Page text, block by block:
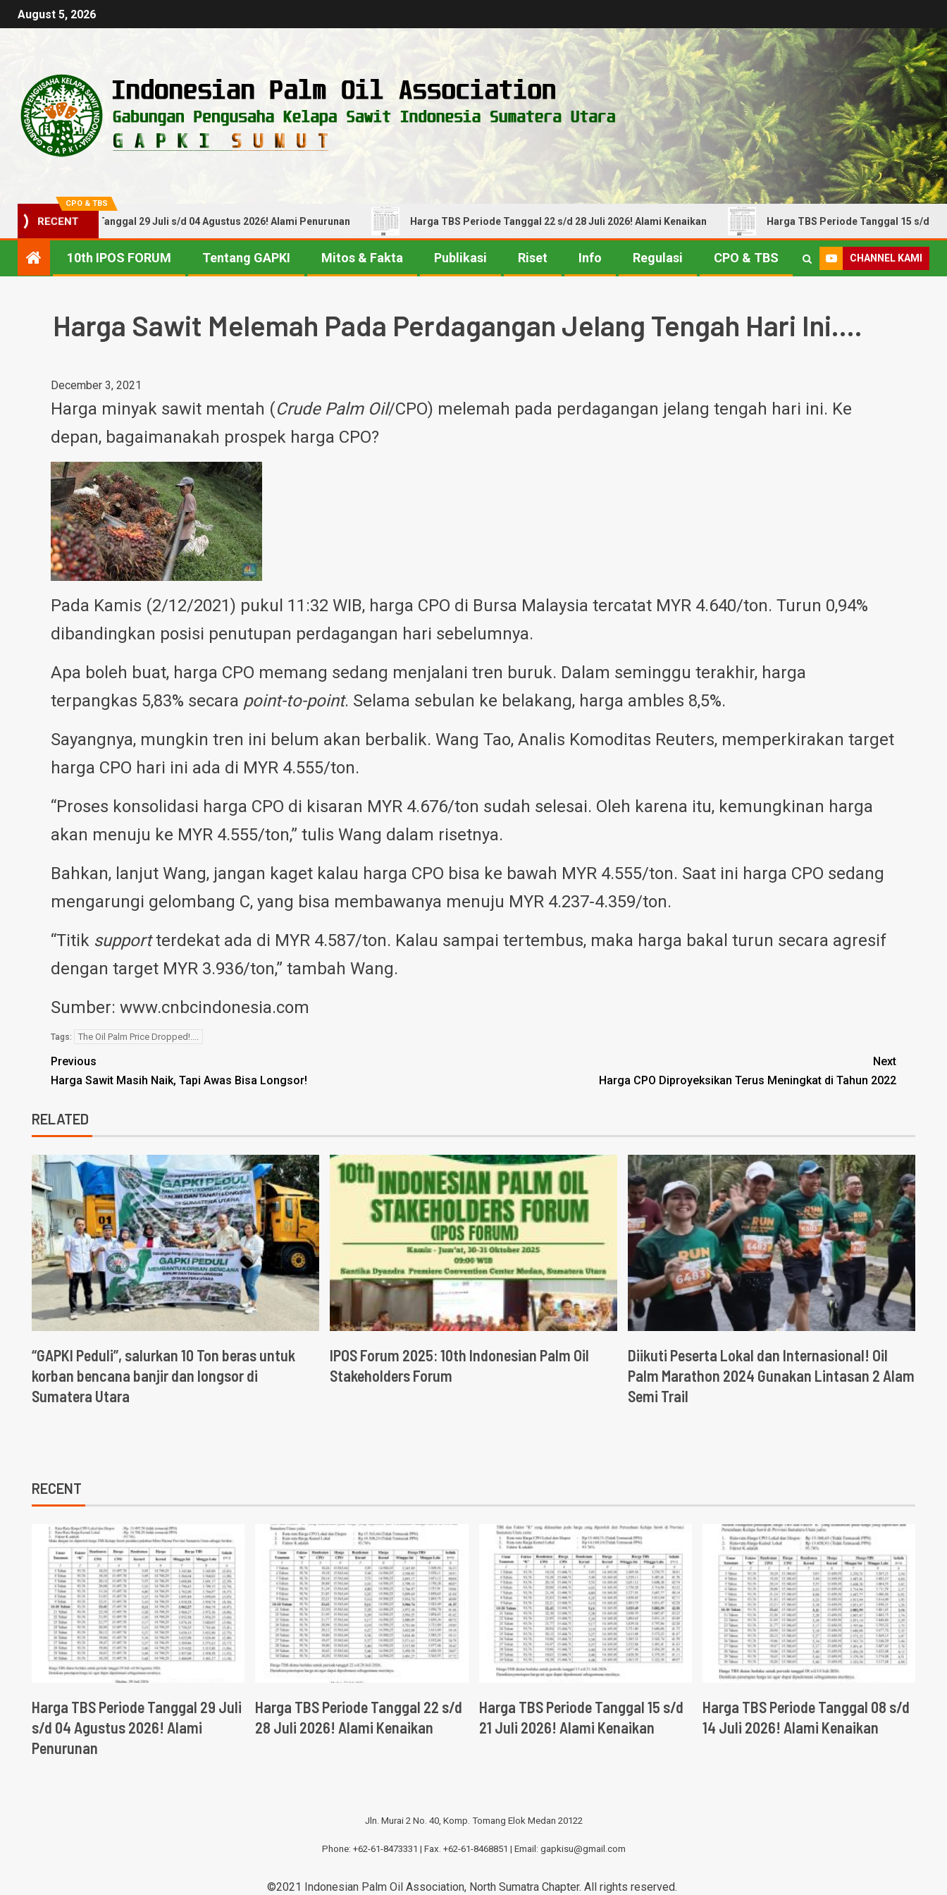
August 5, 2026
CPO & TBS
RECENT
Periode Tanggal 29 Juli s/d 04 Agustus 2026! Alami Penurunan Harga TBS Periode Tanggal 22 s/d 28 Juli 2026! Alami Kenaikan Harga TBS Periode Tanggal 15 s/d 21 Juli
10th IPOS FORUM Tentang GAPKI Mitos & Fakta Publikasi Riset Info Regulasi CPO & TBS CHANNEL KAMI
Harga Sawit Melemah Pada Perdagangan Jelang Tengah Hari Ini….
December 3, 2021
Harga minyak sawit mentah (Crude Palm Oil/CPO) melemah pada perdagangan jelang tengah hari ini. Ke
depan, bagaimanakah prospek harga CPO?
Pada Kamis (2/12/2021) pukul 11:32 WIB, harga CPO di Bursa Malaysia tercatat MYR 4.640/ton. Turun 0,94%
dibandingkan posisi penutupan perdagangan hari sebelumnya.
Apa boleh buat, harga CPO memang sedang menjalani tren buruk. Dalam seminggu terakhir, harga
terpangkas 5,83% secara point-to-point. Selama sebulan ke belakang, harga ambles 8,5%.
Sayangnya, mungkin tren ini belum akan berbalik. Wang Tao, Analis Komoditas Reuters, memperkirakan target
harga CPO hari ini ada di MYR 4.555/ton.
“Proses konsolidasi harga CPO di kisaran MYR 4.676/ton sudah selesai. Oleh karena itu, kemungkinan harga
akan menuju ke MYR 4.555/ton,” tulis Wang dalam risetnya.
Bahkan, lanjut Wang, jangan kaget kalau harga CPO bisa ke bawah MYR 4.555/ton. Saat ini harga CPO sedang
mengarungi gelombang C, yang bisa membawanya menuju MYR 4.237-4.359/ton.
“Titik supportterdekat ada di MYR 4.587/ton. Kalau sampai tertembus, maka harga bakal turun secara agresif
dengan target MYR 3.936/ton,” tambah Wang.
Sumber: www.cnbcindonesia.com
Tags: The Oil Palm Price Dropped!....
Previous
Harga Sawit Masih Naik, Tapi Awas Bisa Longsor!
Next
Harga CPO Diproyeksikan Terus Meningkat di Tahun 2022
RELATED
“GAPKI Peduli”, salurkan 10 Ton beras untuk
korban bencana banjir dan longsor di
Sumatera Utara
IPOS Forum 2025: 10th Indonesian Palm Oil
Stakeholders Forum
Diikuti Peserta Lokal dan Internasional! Oil
Palm Marathon 2024 Gunakan Lintasan 2 Alam
Semi Trail
RECENT
Harga TBS Periode Tanggal 29 Juli
s/d 04 Agustus 2026! Alami
Penurunan
Harga TBS Periode Tanggal 22 s/d
28 Juli 2026! Alami Kenaikan
Harga TBS Periode Tanggal 15 s/d
21 Juli 2026! Alami Kenaikan
Harga TBS Periode Tanggal 08 s/d
14 Juli 2026! Alami Kenaikan
Jln. Murai 2 No. 40, Komp. Tomang Elok Medan 20122
Phone: +62-61-8473331 | Fax. +62-61-8468851 | Email: gapkisu@gmail.com
©2021 Indonesian Palm Oil Association, North Sumatra Chapter. All rights reserved.